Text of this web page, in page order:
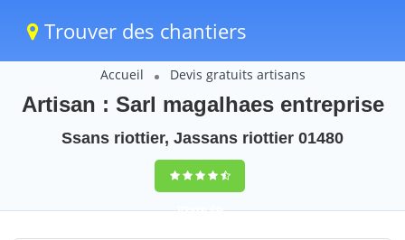
Trouver des chantiers
Accueil Devis gratuits artisans
Artisan : Sarl magalhaes entreprise
Ssans riottier, Jassans riottier 01480
trouver des